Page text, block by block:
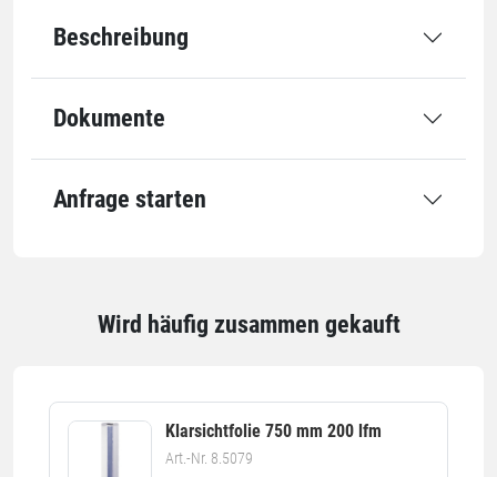
Beschreibung
Dokumente
Anfrage starten
Wird häufig zusammen gekauft
Klarsichtfolie 750 mm 200 lfm
Art.-Nr. 8.5079